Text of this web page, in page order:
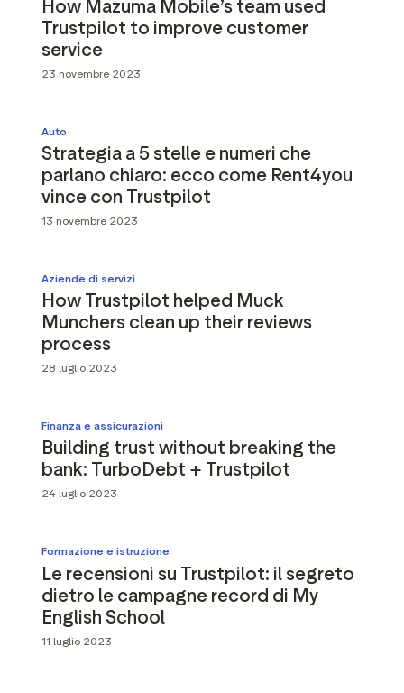
How Mazuma Mobile’s team used
Trustpilot to improve customer
service
23 novembre 2023
Auto
Strategia a 5 stelle e numeri che
parlano chiaro: ecco come Rent4you
vince con Trustpilot
13 novembre 2023
Aziende di servizi
How Trustpilot helped Muck
Munchers clean up their reviews
process
28 luglio 2023
Finanza e assicurazioni
Building trust without breaking the
bank: TurboDebt + Trustpilot
24 luglio 2023
Formazione e istruzione
Le recensioni su Trustpilot: il segreto
dietro le campagne record di My
English School
11 luglio 2023